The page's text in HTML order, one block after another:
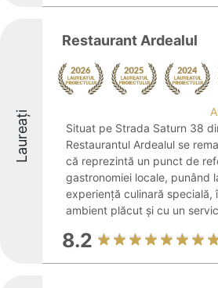
Laureați
Restaurant Ardealul
Situat pe Strada Saturn 38
Restaurantul Ardealul se
că reprezintă un punct de
gastronomiei locale, punând
experiență culinară specială,
ambient plăcut și cu un
8.2